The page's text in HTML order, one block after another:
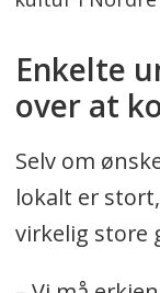
Enkelte
over at
Selv om
lokalt er
virkelig store